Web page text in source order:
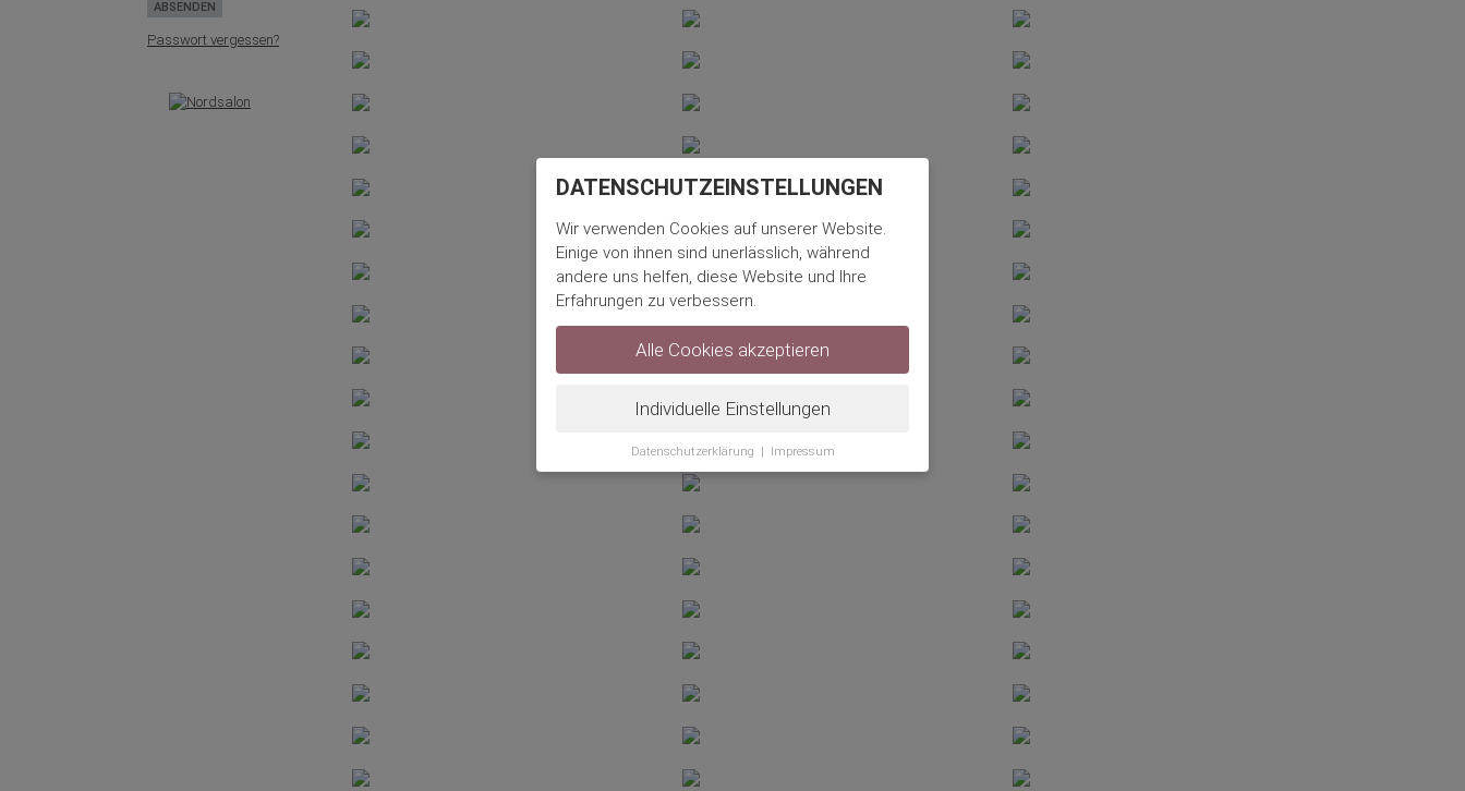
Passwort vergessen?
DATENSCHUTZ­EINSTELLUNGEN
Wir verwenden Cookies auf unserer Website.
Einige von ihnen sind unerlässlich, während
andere uns helfen, diese Website und Ihre
Erfahrungen zu verbessern.
Alle Cookies akzeptieren
Individuelle Einstellungen
Datenschutzerklärung | Impressum